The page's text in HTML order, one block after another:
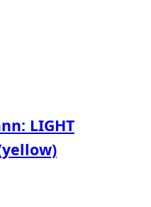
LIGHT